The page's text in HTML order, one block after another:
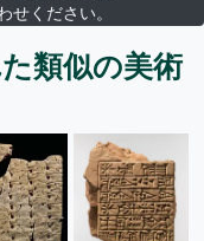
せください。
類似の美術